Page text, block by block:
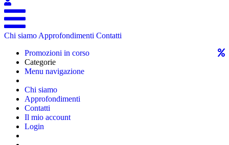
Chi siamo Approfondimenti Contatti
Promozioni in corso
Categorie
Menu navigazione
Chi siamo
Approfondimenti
Contatti
Il mio account
Login